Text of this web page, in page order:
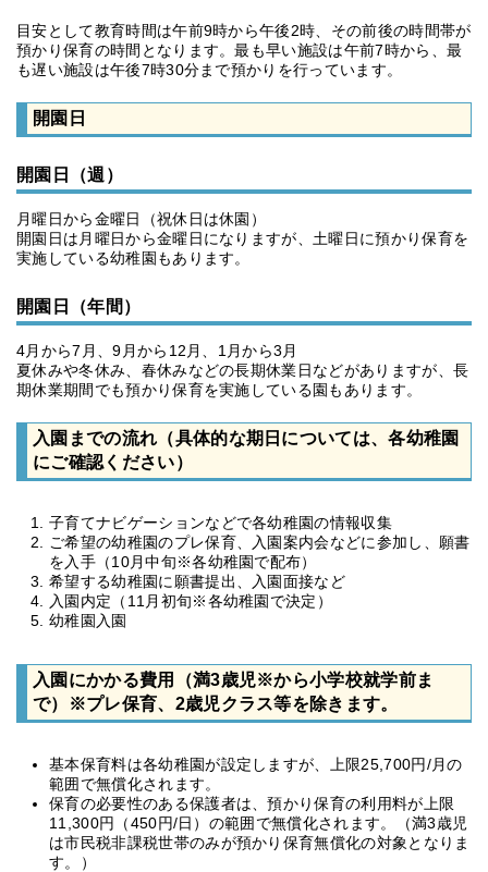
目安として教育時間は午前9時から午後2時、その前後の時間帯が
預かり保育の時間となります。最も早い施設は午前7時から、最
も遅い施設は午後7時30分まで預かりを行っています。
開園日
開園日（週）
月曜日から金曜日（祝休日は休園）
開園日は月曜日から金曜日になりますが、土曜日に預かり保育を
実施している幼稚園もあります。
開園日（年間）
4月から7月、9月から12月、1月から3月
夏休みや冬休み、春休みなどの長期休業日などがありますが、長
期休業期間でも預かり保育を実施している園もあります。
入園までの流れ（具体的な期日については、各幼稚園
にご確認ください）
子育てナビゲーションなどで各幼稚園の情報収集
ご希望の幼稚園のプレ保育、入園案内会などに参加し、願書
を入手（10月中旬※各幼稚園で配布）
希望する幼稚園に願書提出、入園面接など
入園内定（11月初旬※各幼稚園で決定）
幼稚園入園
入園にかかる費用（満3歳児※から小学校就学前ま
で）※プレ保育、2歳児クラス等を除きます。
基本保育料は各幼稚園が設定しますが、上限25,700円/月の
範囲で無償化されます。
保育の必要性のある保護者は、預かり保育の利用料が上限
11,300円（450円/日）の範囲で無償化されます。（満3歳児
は市民税非課税世帯のみが預かり保育無償化の対象となりま
す。）